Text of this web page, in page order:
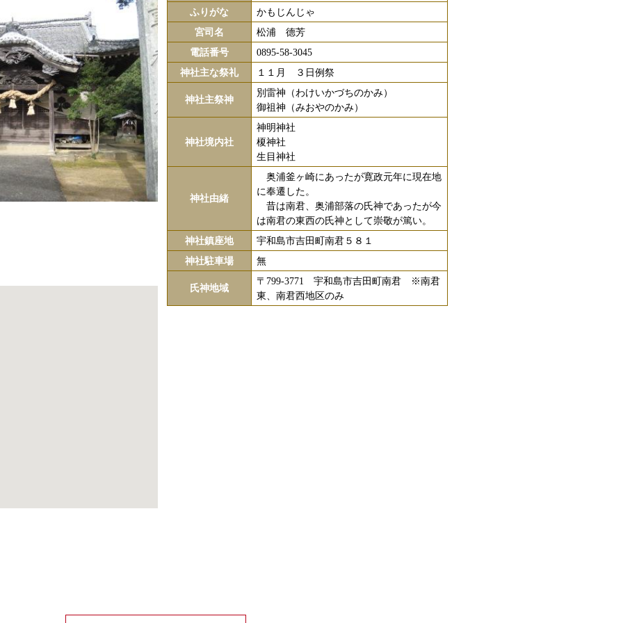
ふりがな
かもじんじゃ
宮司名
松浦 德芳
電話番号
0895-58-3045
神社主な祭礼
１１月 ３日例祭
神社主祭神
別雷神（わけいかづちのかみ）
御祖神（みおやのかみ）
神社境内社
神明神社
榎神社
生目神社
神社由緒
奥浦釜ヶ崎にあったが寛政元年に現在地
に奉遷した。
昔は南君、奥浦部落の氏神であったが今
は南君の東西の氏神として崇敬が篤い。
神社鎮座地
宇和島市吉田町南君５８１
神社駐車場
無
氏神地域
〒799-3771 宇和島市吉田町南君 ※南君
東、南君西地区のみ